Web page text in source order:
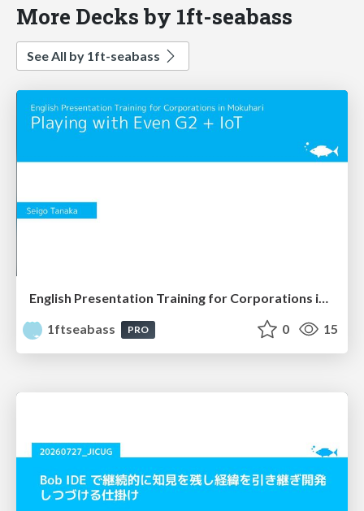
More Decks by 1ft-seabass
See All by 1ft-seabass
English Presentation Training for Corporations in Mokuhari
1ftseabass
PRO 0 15